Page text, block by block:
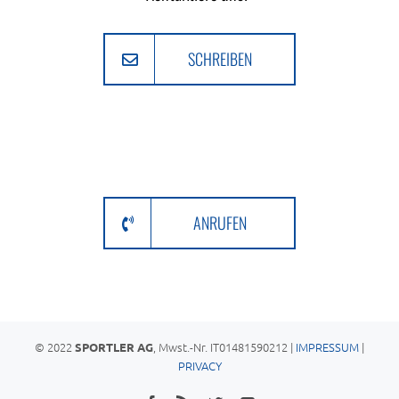
SCHREIBEN
ANRUFEN
© 2022SPORTLER AG, Mwst.-Nr. IT01481590212 | IMPRESSUM |
PRIVACY